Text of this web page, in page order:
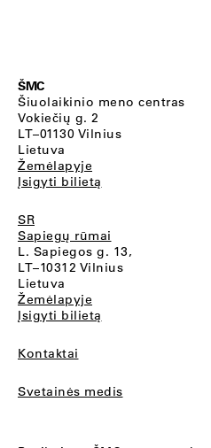
ŠMC
Šiuolaikinio meno centras
Vokiečių g. 2
LT–01130 Vilnius
Lietuva
Žemėlapyje
Įsigyti bilietą
SR
Sapiegų rūmai
L. Sapiegos g. 13,
LT–10312 Vilnius
Lietuva
Žemėlapyje
Įsigyti bilietą
Kontaktai
Svetainės medis